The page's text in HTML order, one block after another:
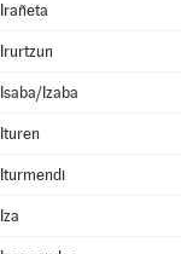
Irañeta
Irurtzun
Isaba/Izaba
Ituren
Iturmendi
Iza